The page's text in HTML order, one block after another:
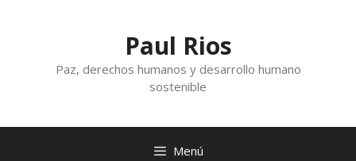
Paul Rios
Paz, derechos humanos y desarrollo humano
sostenible
Menú